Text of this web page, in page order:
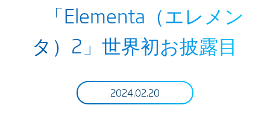
「Elementa（エレメン
タ）2」世界初お披露目
2024.02.20